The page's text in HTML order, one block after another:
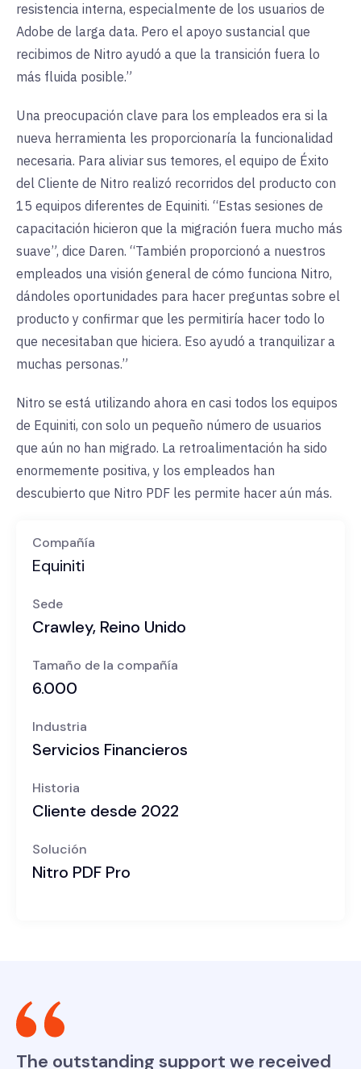
resistencia interna, especialmente de los usuarios de
Adobe de larga data. Pero el apoyo sustancial que
recibimos de Nitro ayudó a que la transición fuera lo
más fluida posible.”
Una preocupación clave para los empleados era si la
nueva herramienta les proporcionaría la funcionalidad
necesaria. Para aliviar sus temores, el equipo de Éxito
del Cliente de Nitro realizó recorridos del producto con
15 equipos diferentes de Equiniti. “Estas sesiones de
capacitación hicieron que la migración fuera mucho más
suave”, dice Daren. “También proporcionó a nuestros
empleados una visión general de cómo funciona Nitro,
dándoles oportunidades para hacer preguntas sobre el
producto y confirmar que les permitiría hacer todo lo
que necesitaban que hiciera. Eso ayudó a tranquilizar a
muchas personas.”
Nitro se está utilizando ahora en casi todos los equipos
de Equiniti, con solo un pequeño número de usuarios
que aún no han migrado. La retroalimentación ha sido
enormemente positiva, y los empleados han
descubierto que Nitro PDF les permite hacer aún más.
Compañía
Equiniti
Sede
Crawley, Reino Unido
Tamaño de la compañía
6.000
Industria
Servicios Financieros
Historia
Cliente desde 2022
Solución
Nitro PDF Pro
The outstanding support we received